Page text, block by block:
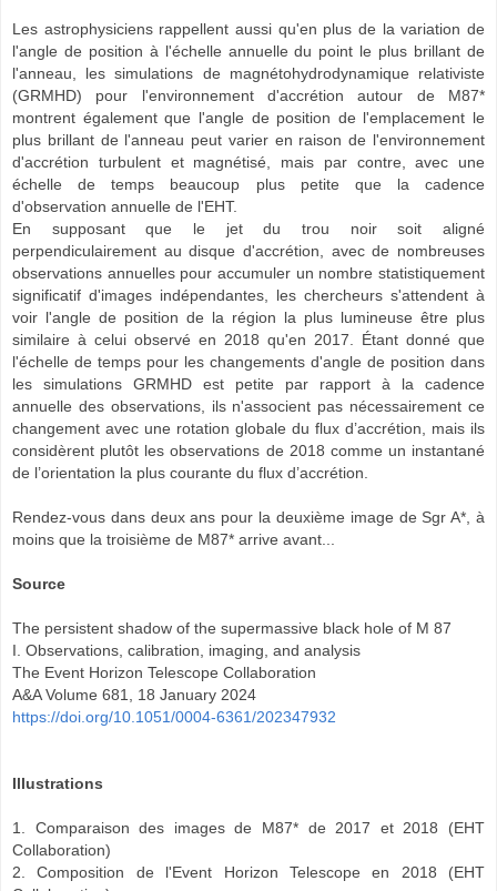
Les astrophysiciens rappellent aussi qu'en plus de la variation de
l'angle de position à l'échelle annuelle du point le plus brillant de
l'anneau, les simulations de magnétohydrodynamique relativiste
(GRMHD) pour l'environnement d'accrétion autour de M87*
montrent également que l'angle de position de l'emplacement le
plus brillant de l'anneau peut varier en raison de l'environnement
d'accrétion turbulent et magnétisé, mais par contre, avec une
échelle de temps beaucoup plus petite que la cadence
d'observation annuelle de l'EHT.
En supposant que le jet du trou noir soit aligné
perpendiculairement au disque d'accrétion, avec de nombreuses
observations annuelles pour accumuler un nombre statistiquement
significatif d'images indépendantes, les chercheurs s'attendent à
voir l'angle de position de la région la plus lumineuse être plus
similaire à celui observé en 2018 qu'en 2017. Étant donné que
l'échelle de temps pour les changements d'angle de position dans
les simulations GRMHD est petite par rapport à la cadence
annuelle des observations, ils n'associent pas nécessairement ce
changement avec une rotation globale du flux d’accrétion, mais ils
considèrent plutôt les observations de 2018 comme un instantané
de l’orientation la plus courante du flux d’accrétion.
Rendez-vous dans deux ans pour la deuxième image de Sgr A*, à
moins que la troisième de M87* arrive avant...
Source
The persistent shadow of the supermassive black hole of M 87
I. Observations, calibration, imaging, and analysis
The Event Horizon Telescope Collaboration
A&A Volume 681, 18 January 2024
https://doi.org/10.1051/0004-6361/202347932
Illustrations
1. Comparaison des images de M87* de 2017 et 2018 (EHT
Collaboration)
2. Composition de l'Event Horizon Telescope en 2018 (EHT